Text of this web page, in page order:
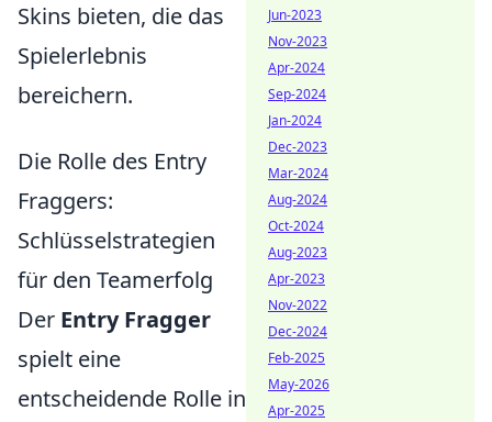
Skins bieten, die das
Spielerlebnis
bereichern.
Die Rolle des Entry
Fraggers:
Schlüsselstrategien
für den Teamerfolg
Der Entry Fragger
spielt eine
entscheidende Rolle in
Jun-2023
Nov-2023
Apr-2024
Sep-2024
Jan-2024
Dec-2023
Mar-2024
Aug-2024
Oct-2024
Aug-2023
Apr-2023
Nov-2022
Dec-2024
Feb-2025
May-2026
Apr-2025